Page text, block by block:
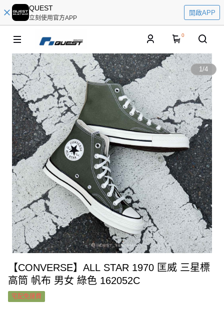
QUEST
立刻使用官方APP
開啟APP
0
1/4
【CONVERSE】ALL STAR 1970 匡威 三星標
高筒 帆布 男女 綠色 162052C
宅配免運費